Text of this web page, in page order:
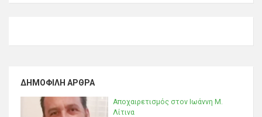
ΔΗΜΟΦΙΛΉ ΆΡΘΡΑ
Αποχαιρετισμός στον Ιωάννη Μ.
Λίτινα